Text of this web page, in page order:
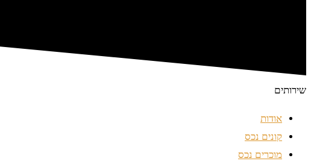
שירותים
אודות
קונים נכס
מוכרים נכס